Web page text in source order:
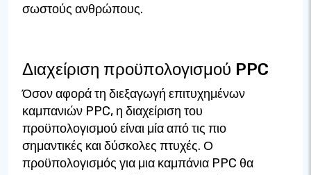
σωστούς ανθρώπους.
Διαχείριση προϋπολογισμού PPC
Όσον αφορά τη διεξαγωγή επιτυχημένων
καμπανιών PPC, η διαχείριση του
προϋπολογισμού είναι μία από τις πιο
σημαντικές και δύσκολες πτυχές. Ο
προϋπολογισμός για μια καμπάνια PPC θα